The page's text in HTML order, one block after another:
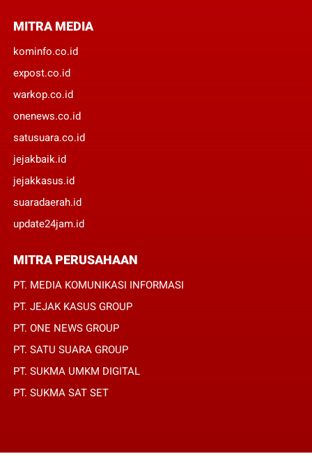
MITRA MEDIA
kominfo.co.id
expost.co.id
warkop.co.id
onenews.co.id
satusuara.co.id
jejakbaik.id
jejakkasus.id
suaradaerah.id
update24jam.id
MITRA PERUSAHAAN
PT. MEDIA KOMUNIKASI INFORMASI
PT. JEJAK KASUS GROUP
PT. ONE NEWS GROUP
PT. SATU SUARA GROUP
PT. SUKMA UMKM DIGITAL
PT. SUKMA SAT SET